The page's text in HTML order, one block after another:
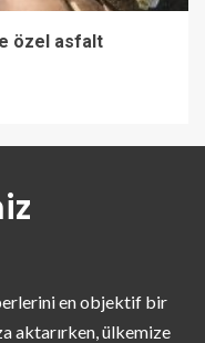
özel asfalt
en objektif bir
aktarırken, ülkemize